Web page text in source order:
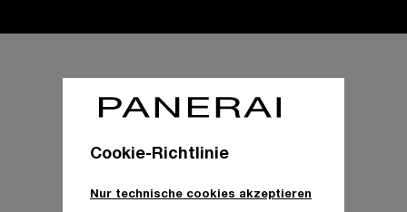
Technische Details
Cookie-Richtlinie
Nur technische cookies akzeptieren